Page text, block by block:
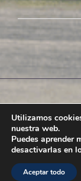
Ⓒ 2021 - Luis
Utilizamos
nuestra web.
Puedes aprender
desactivarlas en
Aceptar todo